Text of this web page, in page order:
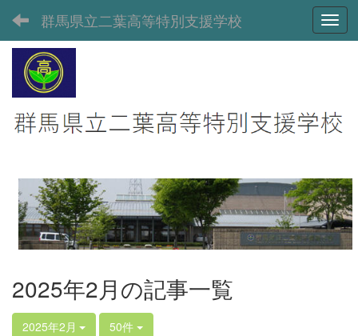
群馬県立二葉高等特別支援学校
2025年2月の記事一覧
2025年2月 50件